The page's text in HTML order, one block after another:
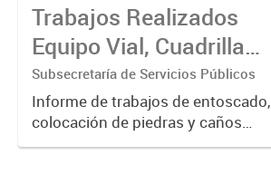
construcción, colocación de tapa
registro, reparación...
Trabajos Realizados
Equipo Vial, Cuadrilla
Bacheo, Servicio
Eléctrico - Noviembre
2021
Subsecretaría de Servicios Públicos
Informe de trabajos de entoscado,
colocación de piedras y caños
(zanjeo - cruce de calles) Informe